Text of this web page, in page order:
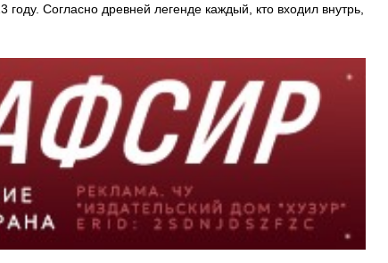
Согласно древней легенде каждый, кто входил внутрь,